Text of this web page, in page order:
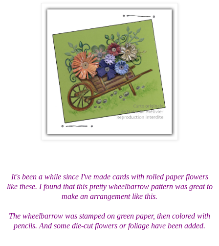
It's been a while since I've made cards with rolled paper flowers
like these. I found that this pretty wheelbarrow pattern was great to
make an arrangement like this.
The wheelbarrow was stamped on green paper, then colored with
pencils. And some die-cut flowers or foliage have been added.